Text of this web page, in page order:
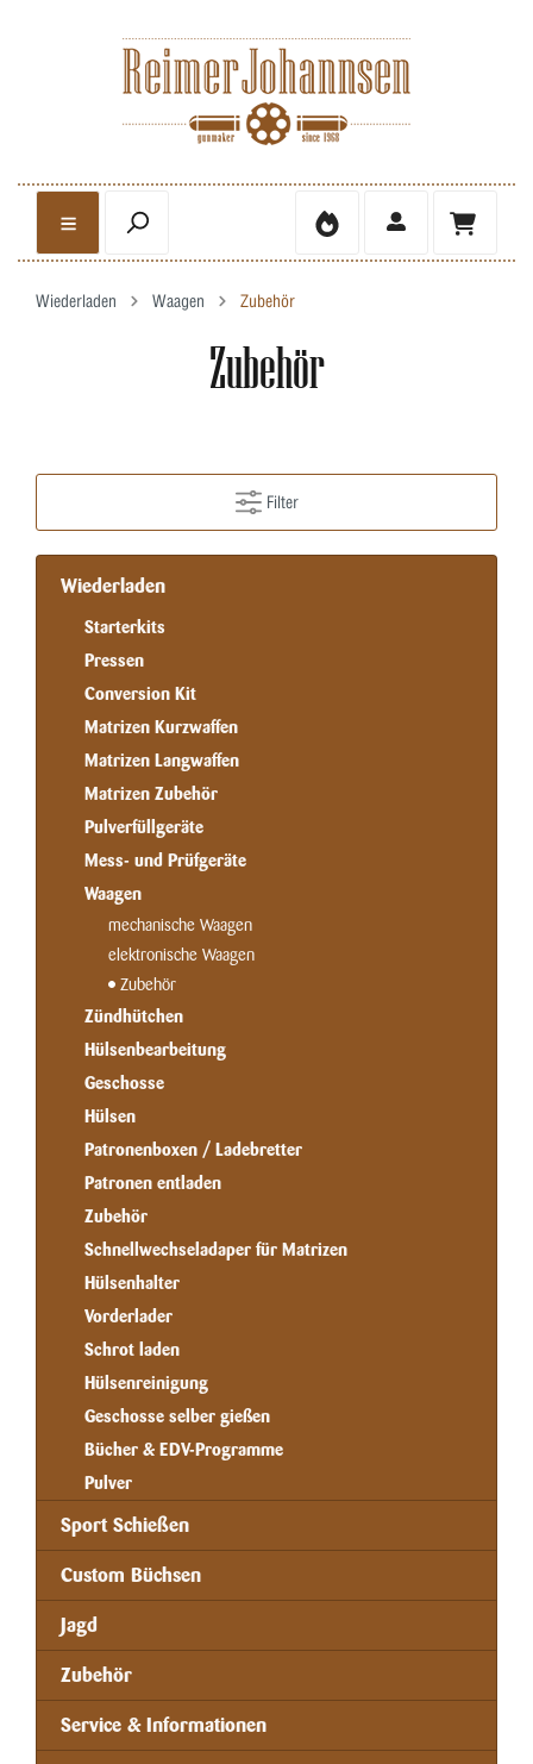
Wiederladen Waagen Zubehör
Zubehör
Filter
Wiederladen
Starterkits
Pressen
Conversion Kit
Matrizen Kurzwaffen
Matrizen Langwaffen
Matrizen Zubehör
Pulverfüllgeräte
Mess- und Prüfgeräte
Waagen
mechanische Waagen
elektronische Waagen
Zubehör
Zündhütchen
Hülsenbearbeitung
Geschosse
Hülsen
Patronenboxen / Ladebretter
Patronen entladen
Zubehör
Schnellwechseladaper für Matrizen
Hülsenhalter
Vorderlader
Schrot laden
Hülsenreinigung
Geschosse selber gießen
Bücher & EDV-Programme
Pulver
Sport Schießen
Custom Büchsen
Jagd
Zubehör
Service & Informationen